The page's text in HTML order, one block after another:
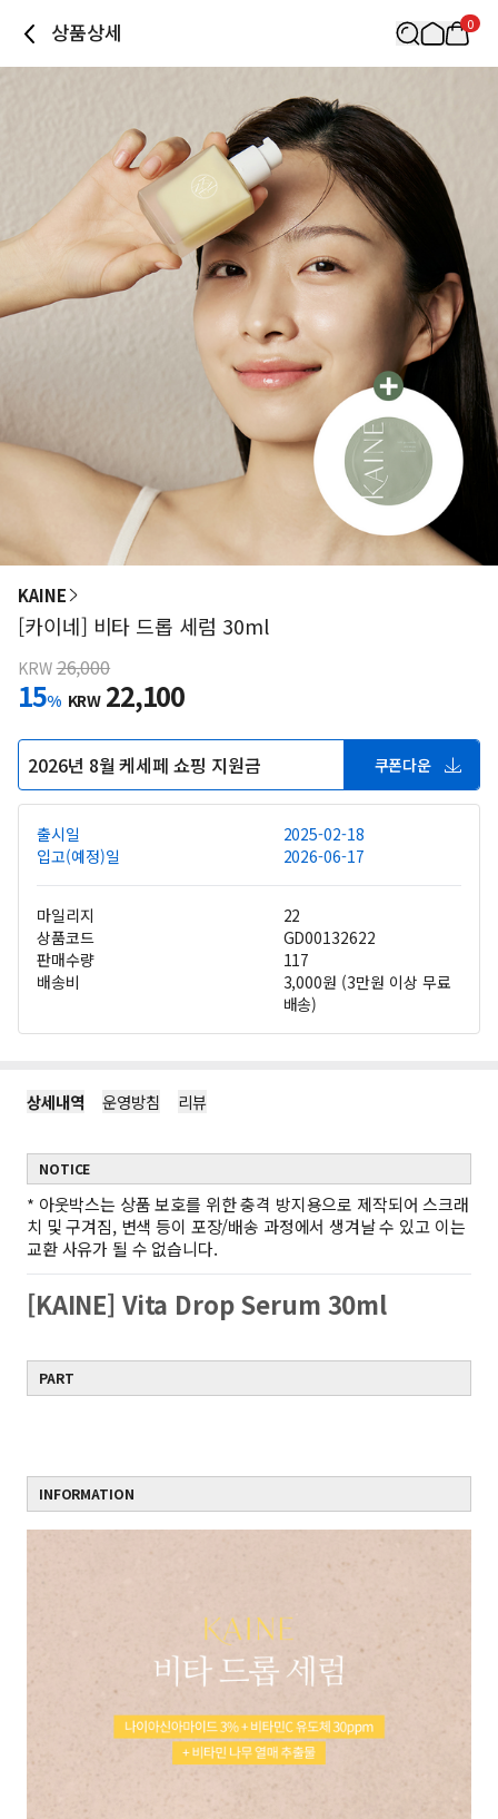
상품상세 0
KAINE
[카이네] 비타 드롭 세럼 30ml
KRW 26,000
15% KRW 22,100
2026년 8월 케세페 쇼핑 지원금 쿠폰다운
출시일
2025-02-18
입고(예정)일
2026-06-17
마일리지
22
상품코드
GD00132622
판매수량
117
배송비
3,000원 (3만원 이상 무료
배송)
상세내역 운영방침 리뷰
NOTICE
* 아웃박스는 상품 보호를 위한 충격 방지용으로 제작되어 스크래
치 및 구겨짐, 변색 등이 포장/배송 과정에서 생겨날 수 있고 이는
교환 사유가 될 수 없습니다.
[KAINE] Vita Drop Serum 30ml
PART
INFORMATION